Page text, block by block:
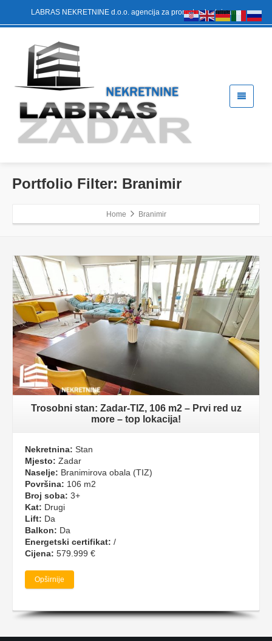
LABRAS NEKRETNINE d.o.o. agencija za promet nekretninama
Portfolio Filter: Branimir
Home Branimir
Trosobni stan: Zadar-TIZ, 106 m2 – Prvi red uz
more – top lokacija!
Nekretnina: Stan
Mjesto: Zadar
Naselje: Branimirova obala (TIZ)
Površina: 106 m2
Broj soba: 3+
Kat: Drugi
Lift: Da
Balkon: Da
Energetski certifikat: /
Cijena: 579.999 €
Opširnije